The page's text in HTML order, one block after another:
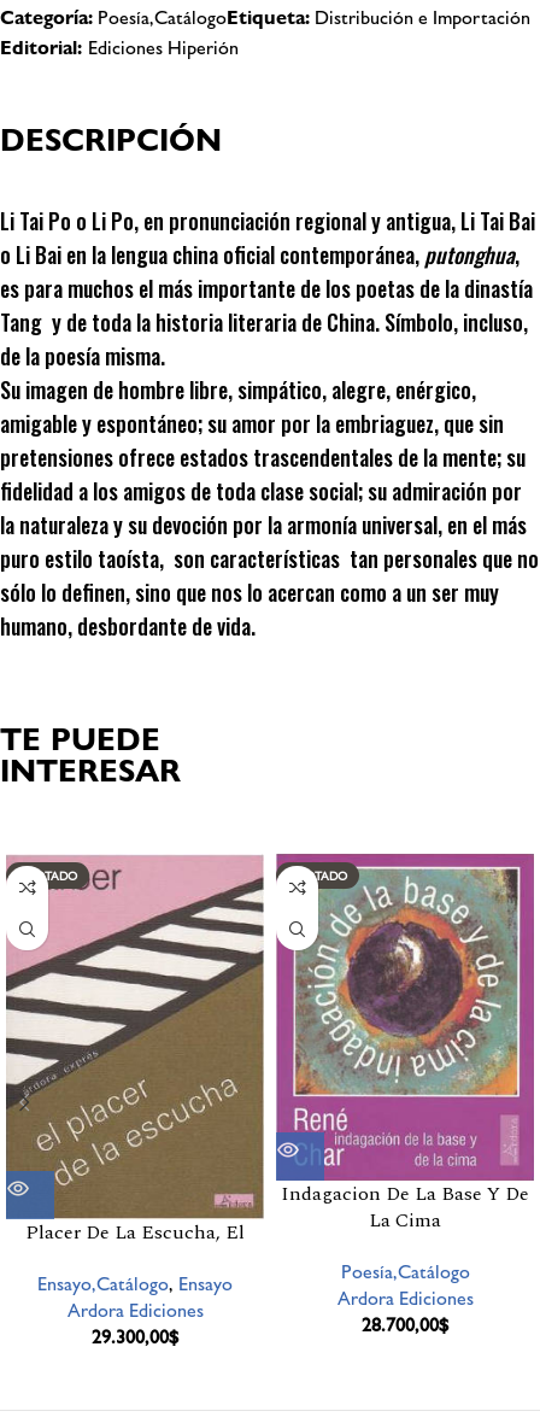
Categoría: Poesía,CatálogoEtiqueta: Distribución e Importación
Editorial: Ediciones Hiperión
DESCRIPCIÓN
Li Tai Po o Li Po, en pronunciación regional y antigua, Li Tai Bai
o Li Bai en la lengua china oficial contemporánea,putonghua,
es para muchos el más importante de los poetas de la dinastía
Tang y de toda la historia literaria de China. Símbolo, incluso,
de la poesía misma.
Su imagen de hombre libre, simpático, alegre, enérgico,
amigable y espontáneo; su amor por la embriaguez, que sin
pretensiones ofrece estados trascendentales de la mente; su
fidelidad a los amigos de toda clase social; su admiración por
la naturaleza y su devoción por la armonía universal, en el más
puro estilo taoísta, son características tan personales que no
sólo lo definen, sino que nos lo acercan como a un ser muy
humano, desbordante de vida.
TE PUEDE
INTERESAR
AGOTADO
Placer De La Escucha, El
Ensayo,Catálogo, Ensayo
Ardora Ediciones
29.300,00$
AGOTADO
Indagacion De La Base Y De
La Cima
Poesía,Catálogo
Ardora Ediciones
28.700,00$